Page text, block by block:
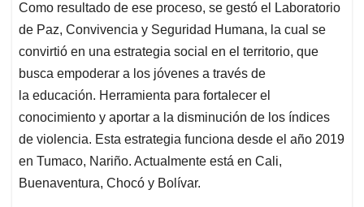
Como resultado de ese proceso, se gestó el Laboratorio
de Paz, Convivencia y Seguridad Humana, la cual se
convirtió en una estrategia social en el territorio, que
busca empoderar a los jóvenes a través de
la educación. Herramienta para fortalecer el
conocimiento y aportar a la disminución de los índices
de violencia. Esta estrategia funciona desde el año 2019
en Tumaco, Nariño. Actualmente está en Cali,
Buenaventura, Chocó y Bolívar.